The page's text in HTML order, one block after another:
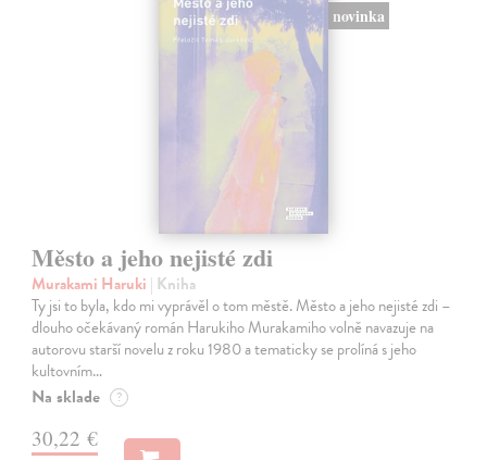
novinka
Město a jeho nejisté zdi
Murakami Haruki | Kniha
Ty jsi to byla, kdo mi vyprávěl o tom městě. Město a jeho nejisté zdi –
dlouho očekávaný román Harukiho Murakamiho volně navazuje na
autorovu starší novelu z roku 1980 a tematicky se prolíná s jeho
kultovním…
Na sklade ?
30,22 €